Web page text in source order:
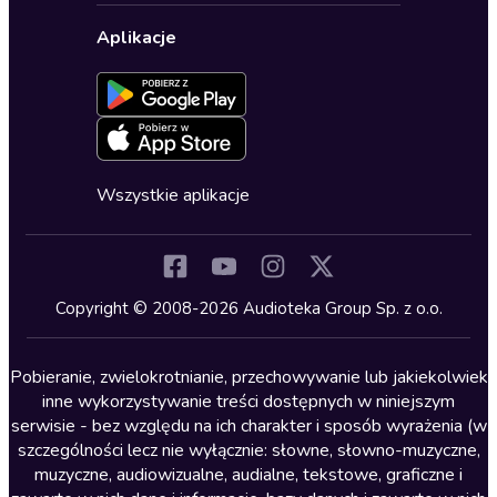
Dla młodzieży
Kryminały
Lektury szkolne
Literatura anglojęzyczna
Literatura faktu
Literatura obyczajowa
Literatura piękna obca
Ustawienia prywatności
Formularz zgłaszania nielegalnych treści
Deklaracja dostępności
Oferta dla firm i bibliotek
Dołącz do newslettera
Blog
Zapowiedzi
Cykle audiobooków
Aplikacje
Wszystkie aplikacje
Copyright © 2008-2026 Audioteka Group Sp. z o.o.
Pobieranie, zwielokrotnianie, przechowywanie lub jakiekolwiek
inne wykorzystywanie treści dostępnych w niniejszym
serwisie - bez względu na ich charakter i sposób wyrażenia (w
szczególności lecz nie wyłącznie: słowne, słowno-muzyczne,
muzyczne, audiowizualne, audialne, tekstowe, graficzne i